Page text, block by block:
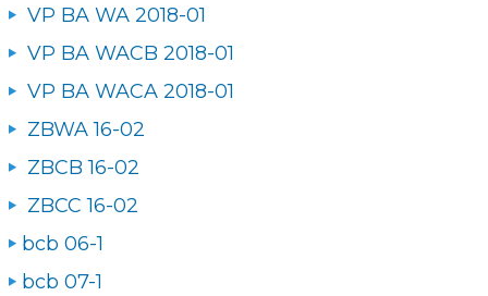
VP BA WA 2018-01
VP BA WACB 2018-01
VP BA WACA 2018-01
ZBWA 16-02
ZBCB 16-02
ZBCC 16-02
bcb 06-1
bcb 07-1